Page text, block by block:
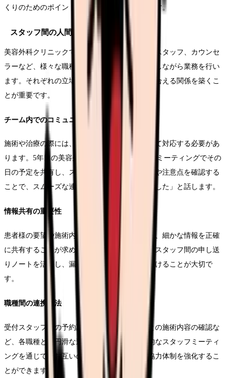
くりのためのポイントについて詳しく解説します。
スタッフ間の人間関係
美容外科クリニックでは、医師、看護師、受付スタッフ、カウンセ
ラーなど、様々な職種のスタッフが密接に連携しながら業務を行い
ます。それぞれの立場や役割を理解し、協力し合える関係を築くこ
とが重要です。
チーム内でのコミュニケーション
施術や治療の際には、複数のスタッフが連携して対応する必要があ
ります。5年目の美容外科看護師Dさんは「朝のミーティングでその
日の予定を共有し、スタッフ間で患者様の情報や注意点を確認する
ことで、スムーズな連携が取れるようになりました」と話します。
情報共有の重要性
患者様の要望や施術内容、経過観察の状況など、細かな情報を正確
に共有することが求められます。電子カルテやスタッフ間の申し送
りノートを活用し、漏れのない情報共有を心がけることが大切で
す。
職種間の連携方法
受付スタッフとの予約調整や、カウンセラーとの施術内容の確認な
ど、各職種との円滑な連携が必要です。定期的なスタッフミーティ
ングを通じて、お互いの業務の理解を深め、協力体制を強化するこ
とができます。